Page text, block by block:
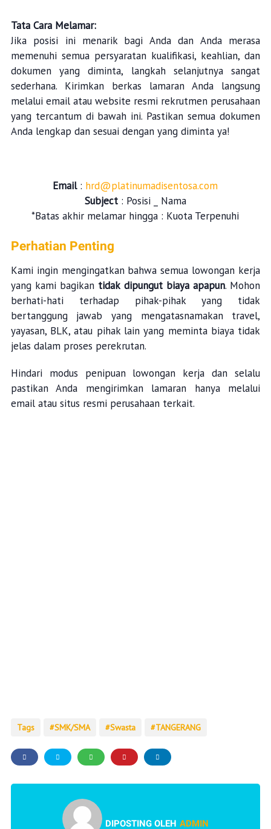
Tata Cara Melamar:
Jika posisi ini menarik bagi Anda dan Anda merasa
memenuhi semua persyaratan kualifikasi, keahlian, dan
dokumen yang diminta, langkah selanjutnya sangat
sederhana. Kirimkan berkas lamaran Anda langsung
melalui email atau website resmi rekrutmen perusahaan
yang tercantum di bawah ini. Pastikan semua dokumen
Anda lengkap dan sesuai dengan yang diminta ya!
Email : hrd@platinumadisentosa.com
Subject : Posisi _ Nama
*Batas akhir melamar hingga : Kuota Terpenuhi
Perhatian Penting
Kami ingin mengingatkan bahwa semua lowongan kerja
yang kami bagikan tidak dipungut biaya apapun. Mohon
berhati-hati terhadap pihak-pihak yang tidak
bertanggung jawab yang mengatasnamakan travel,
yayasan, BLK, atau pihak lain yang meminta biaya tidak
jelas dalam proses perekrutan.
Hindari modus penipuan lowongan kerja dan selalu
pastikan Anda mengirimkan lamaran hanya melalui
email atau situs resmi perusahaan terkait.
Tags SMK/SMA Swasta TANGERANG
DIPOSTING OLEH ADMIN